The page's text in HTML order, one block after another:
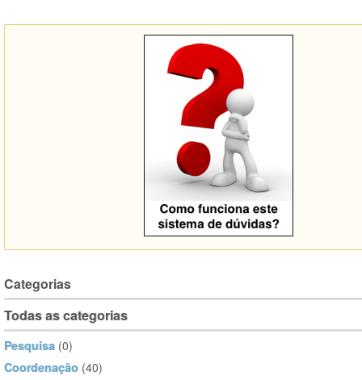
Categorias
Todas as categorias
Pesquisa (0)
Coordenação (40)